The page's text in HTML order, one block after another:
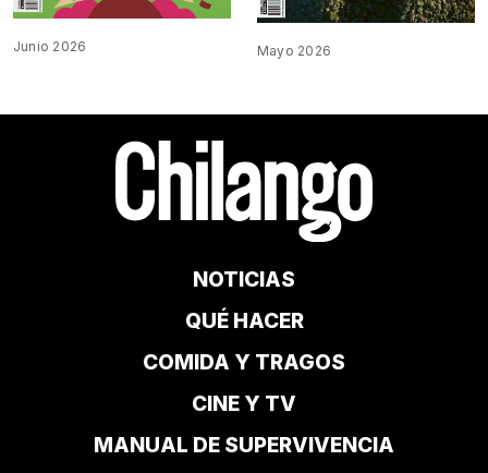
Junio 2026 Mayo 2026
NOTICIAS
QUÉ HACER
COMIDA Y TRAGOS
CINE Y TV
MANUAL DE SUPERVIVENCIA